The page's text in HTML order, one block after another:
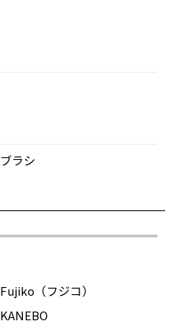
ブラシ
Fujiko（フジコ）
KANEBO